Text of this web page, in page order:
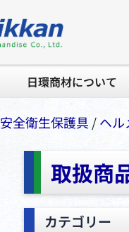
日環商材について
安全衛⽣保護具 /ヘル
取扱商
カテゴリー